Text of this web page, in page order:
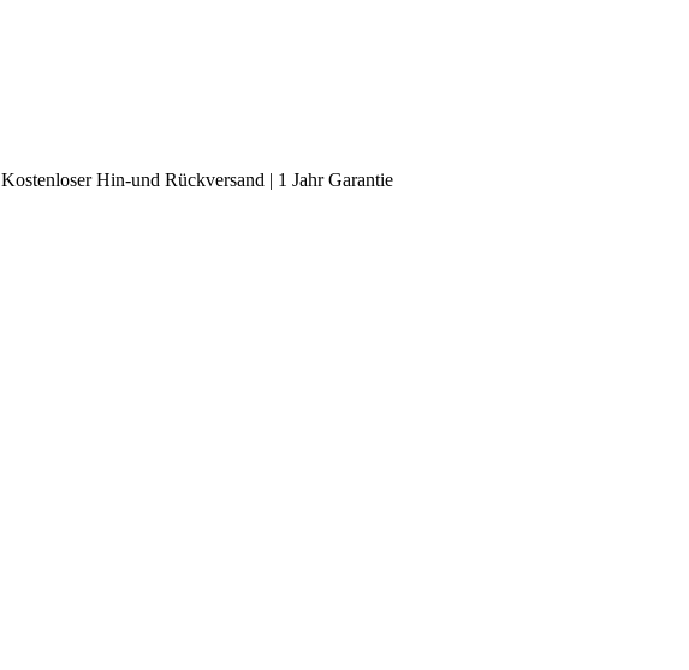
Kostenloser Hin-und Rückversand | 1 Jahr Garantie